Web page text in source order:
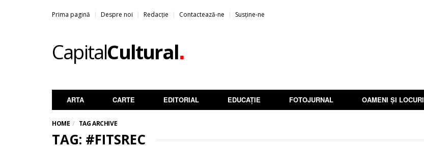
Prima pagină Despre noi Redacție Contactează-ne Susține-ne
CapitalCultural.
ARTA CARTE EDITORIAL EDUCAȚIE FOTOJURNAL OAMENI ȘI LOCURI
HOME TAG ARCHIVE
TAG: #FITSREC